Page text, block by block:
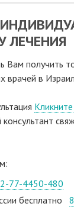
ЛЕЧЕНИЯ
получить
врачей в
77-4450-480
бесплатно